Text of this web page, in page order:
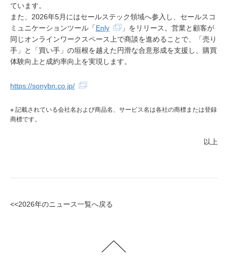
ています。
また、2026年5月にはセールステック領域へ参入し、セールスコ
ミュニケーションツール「Enly
」をリリース。営業と顧客が
同じオンラインワークスペース上で商談を進めることで、「売り
手」と「買い手」の垣根を越えた円滑な合意形成を支援し、購買
体験向上と成約率向上を実現します。
https://sonybn.co.jp/
※ 記載されている会社名および商品名、サービス名は各社の商標または登録
商標です。
以上
<<2026年のニュース一覧へ戻る